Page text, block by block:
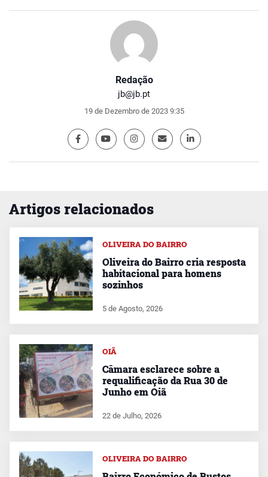
Redação
jb@jb.pt
19 de Dezembro de 2023 9:35
Artigos relacionados
OLIVEIRA DO BAIRRO
Oliveira do Bairro cria resposta
habitacional para homens
sozinhos
5 de Agosto, 2026
OIÃ
Câmara esclarece sobre a
requalificação da Rua 30 de
Junho em Oiã
22 de Julho, 2026
OLIVEIRA DO BAIRRO